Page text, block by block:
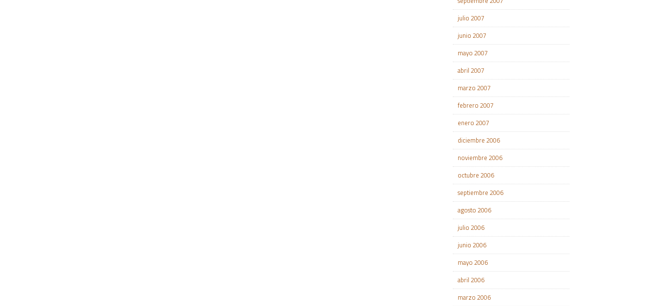
julio 2007
junio 2007
mayo 2007
abril 2007
marzo 2007
febrero 2007
enero 2007
diciembre 2006
noviembre 2006
octubre 2006
septiembre 2006
agosto 2006
julio 2006
junio 2006
mayo 2006
abril 2006
marzo 2006